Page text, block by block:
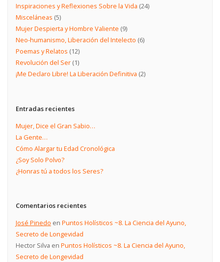
Inspiraciones y Reflexiones Sobre la Vida (24)
Misceláneas (5)
Mujer Despierta y Hombre Valiente (9)
Neo-humanismo, Liberación del Intelecto (6)
Poemas y Relatos (12)
Revolución del Ser(1)
¡Me Declaro Libre! La Liberación Definitiva (2)
Entradas recientes
Mujer, Dice el Gran Sabio…
La Gente…
Cómo Alargar tu Edad Cronológica
¿Soy Solo Polvo?
¿Honras tú a todos los Seres?
Comentarios recientes
José Pinedo en Puntos Holísticos ~8. La Ciencia del Ayuno,
Secreto de Longevidad
Hector Silva en Puntos Holísticos ~8. La Ciencia del Ayuno,
Secreto de Longevidad